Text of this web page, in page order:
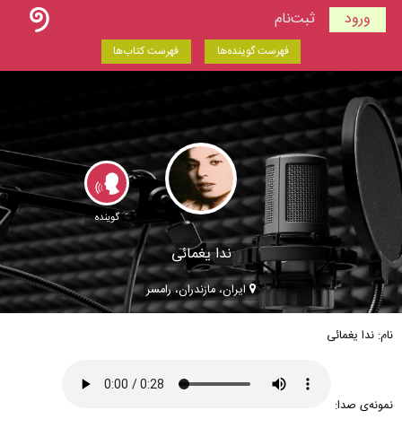
ورود ثبت‌نام
فهرست گوینده‌ها فهرست کتاب‌ها
گوینده
ندا یغمائی
ایران، مازندران، رامسر
نام: ندا یغمائی
نمونه‌ی صدا: